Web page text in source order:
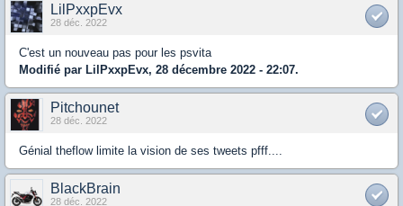
LilPxxpEvx
28 déc. 2022
C'est un nouveau pas pour les psvita
Modifié par LilPxxpEvx, 28 décembre 2022 - 22:07.
Pitchounet
28 déc. 2022
Génial theflow limite la vision de ses tweets pfff....
BlackBrain
28 déc. 2022